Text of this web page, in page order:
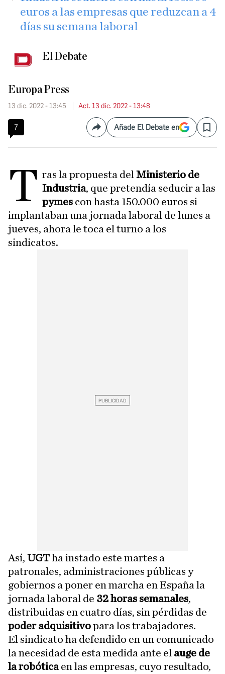
euros a las empresas que reduzcan a 4
días su semana laboral
El Debate
Europa Press
13 dic. 2022 - 13:45 Act. 13 dic. 2022 - 13:48
7 CompartirAñade El Debate en Save
T ras la propuesta delMinisterio de
Industria, que pretendía seducir a las
pymes con hasta 150.000 euros si
implantaban una jornada laboral de lunes a
jueves, ahora le toca el turno a los
sindicatos.
Así, UGTha instado este martes a
patronales, administraciones públicas y
gobiernos a poner en marcha en España la
jornada laboral de 32 horas semanales,
distribuidas en cuatro días, sin pérdidas de
poder adquisitivopara los trabajadores.
El sindicato ha defendido en un comunicado
la necesidad de esta medida ante el auge de
la robóticaen las empresas, cuyo resultado,